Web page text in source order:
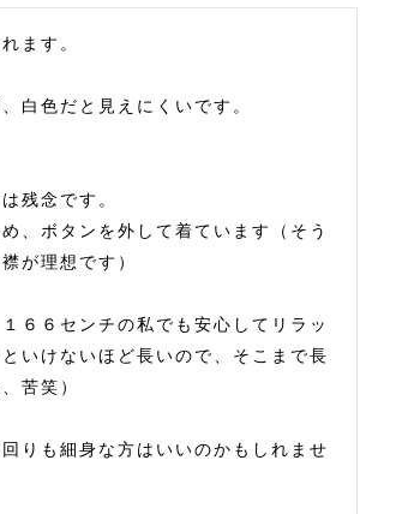
ます。
白色だと見えにくいです。
残念です。
、ボタンを外して着ています（そう
が理想です）
６６センチの私でも安心してリラッ
いけないほど長いので、そこまで長
苦笑）
りも細身な方はいいのかもしれませ